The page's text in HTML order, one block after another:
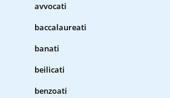
avvocati
baccalaureati
banati
beilicati
benzoati